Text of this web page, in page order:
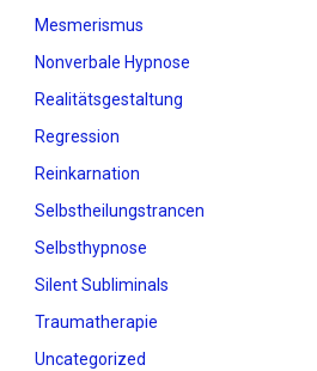
Mesmerismus
Nonverbale Hypnose
Realitätsgestaltung
Regression
Reinkarnation
Selbstheilungstrancen
Selbsthypnose
Silent Subliminals
Traumatherapie
Uncategorized